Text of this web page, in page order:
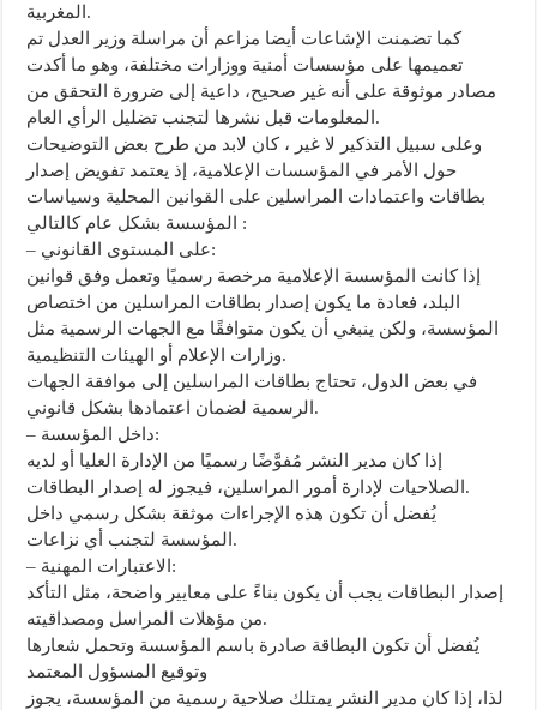
المغربية.
كما تضمنت الإشاعات أيضا مزاعم أن مراسلة وزير العدل تم
تعميمها على مؤسسات أمنية ووزارات مختلفة، وهو ما أكدت
مصادر موثوقة على أنه غير صحيح، داعية إلى ضرورة التحقق من
المعلومات قبل نشرها لتجنب تضليل الرأي العام.
وعلى سبيل التذكير لا غير ، كان لابد من طرح بعض التوضيحات
حول الأمر في المؤسسات الإعلامية، إذ يعتمد تفويض إصدار
بطاقات واعتمادات المراسلين على القوانين المحلية وسياسات
المؤسسة بشكل عام كالتالي :
– على المستوى القانوني:
إذا كانت المؤسسة الإعلامية مرخصة رسميًا وتعمل وفق قوانين
البلد، فعادة ما يكون إصدار بطاقات المراسلين من اختصاص
المؤسسة، ولكن ينبغي أن يكون متوافقًا مع الجهات الرسمية مثل
وزارات الإعلام أو الهيئات التنظيمية.
في بعض الدول، تحتاج بطاقات المراسلين إلى موافقة الجهات
الرسمية لضمان اعتمادها بشكل قانوني.
– داخل المؤسسة:
إذا كان مدير النشر مُفوَّضًا رسميًا من الإدارة العليا أو لديه
الصلاحيات لإدارة أمور المراسلين، فيجوز له إصدار البطاقات.
يُفضل أن تكون هذه الإجراءات موثقة بشكل رسمي داخل
المؤسسة لتجنب أي نزاعات.
– الاعتبارات المهنية:
إصدار البطاقات يجب أن يكون بناءً على معايير واضحة، مثل التأكد
من مؤهلات المراسل ومصداقيته.
يُفضل أن تكون البطاقة صادرة باسم المؤسسة وتحمل شعارها
وتوقيع المسؤول المعتمد
لذا، إذا كان مدير النشر يمتلك صلاحية رسمية من المؤسسة، يجوز